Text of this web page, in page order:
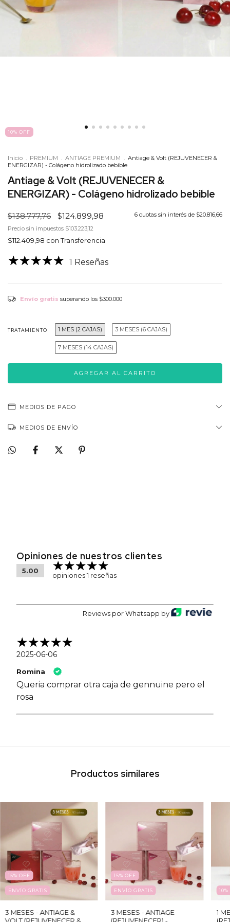
10% OFF
Inicio . PREMIUM . ANTIAGE PREMIUM . Antiage & Volt (REJUVENECER &
ENERGIZAR) - Colágeno hidrolizado bebible
Antiage & Volt (REJUVENECER &
ENERGIZAR) - Colágeno hidrolizado bebible
$138.777,76 $124.899,98 6 cuotas sin interés de $20.816,66
Precio sin impuestos $103.223,12
$112.409,98 con Transferencia
1 Reseñas
Envío gratis superando los $300.000
TRATAMIENTO 1 MES (2 CAJAS) 3 MESES (6 CAJAS)
7 MESES (14 CAJAS)
MEDIOS DE PAGO
MEDIOS DE ENVÍO
Opiniones de nuestros clientes
5.00
opiniones 1 reseñas
Reviews por Whatsapp by
2025-06-06
Romina
Queria comprar otra caja de gennuine pero el
rosa
Productos similares
15% OFF
ENVÍO GRATIS
3 MESES - ANTIAGE &
15% OFF
ENVÍO GRATIS
3 MESES - ANTIAGE
10%
1